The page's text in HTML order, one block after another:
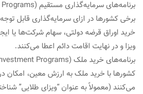
برخی کشورها در ازای سرمایه‌گذاری قابل
خرید اوراق قرضه دولتی، سهام شرکت‌ها یا
ویزا و در نهایت اقامت دائم اعطا می‌کنند.
کشورها با خرید ملک به ارزش معین، امکان
می‌کنند (معمولاً به عنوان “ویزای طلایی”